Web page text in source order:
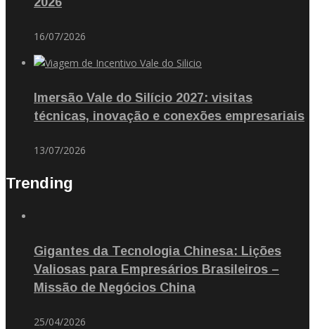
16/07/2026
Imersão Vale do Silício 2027: visitas
técnicas, inovação e conexões empresariais
13/07/2026
Trending
Gigantes da Tecnologia Chinesa: Lições
Valiosas para Empresários Brasileiros –
Missão de Negócios China
25/04/2026